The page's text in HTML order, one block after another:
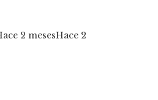
2 mesesHace 2